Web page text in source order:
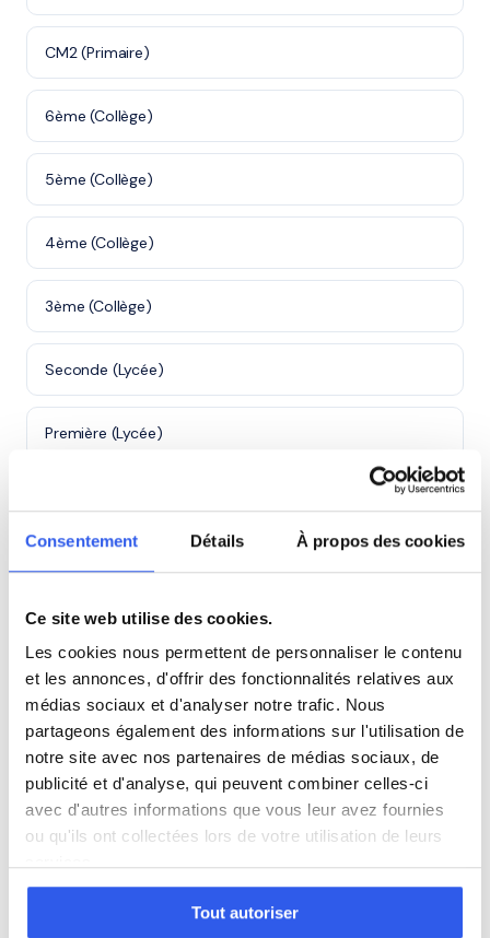
Consentement Détails À propos des cookies
Ce site web utilise des cookies.
Les cookies nous permettent de personnaliser le contenu
et les annonces, d'offrir des fonctionnalités relatives aux
médias sociaux et d'analyser notre trafic. Nous
partageons également des informations sur l'utilisation de
notre site avec nos partenaires de médias sociaux, de
publicité et d'analyse, qui peuvent combiner celles-ci
avec d'autres informations que vous leur avez fournies
ou qu'ils ont collectées lors de votre utilisation de leurs
Tout autoriser
CM2 (Primaire)
6ème (Collège)
5ème (Collège)
4ème (Collège)
3ème (Collège)
Seconde (Lycée)
Première (Lycée)
Adultes (Supérieur & Adultes)
⭐
489+ familles accompagnées à Val-de-
Moder
Note moyenne de 4.8/5. Notre organisme partenaire
intervient à domicile à Val-de-Moder et alentours.